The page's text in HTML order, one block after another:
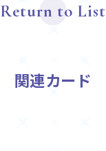
Return to List
関連カード